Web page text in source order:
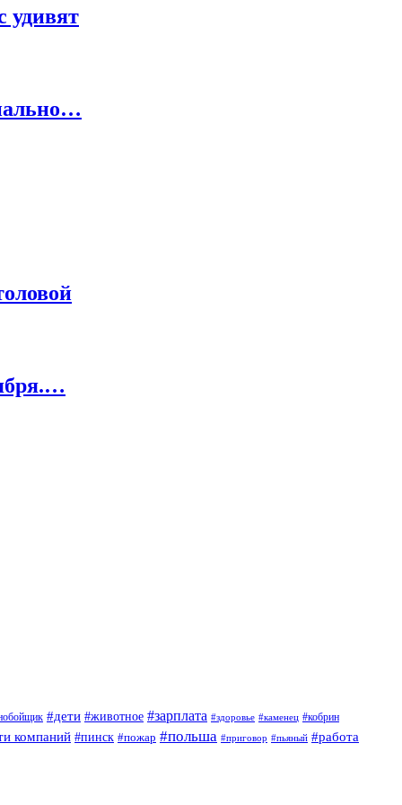
удивят
#дети #животное #зарплата #здоровье #каменец #кобрин
компаний #пинск #пожар #польша #приговор #пьяный #работа